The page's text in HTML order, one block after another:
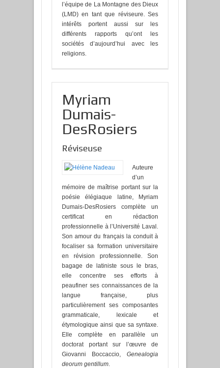
l’équipe de La Montagne des Dieux
(LMD) en tant que réviseure. Ses
intérêts portent aussi sur les
différents rapports qu’ont les
sociétés d’aujourd’hui avec les
religions.
Myriam
Dumais-
DesRosiers
Réviseuse
Auteure
d’un
mémoire de maîtrise portant sur la
poésie élégiaque latine, Myriam
Dumais-DesRosiers complète un
certificat en rédaction
professionnelle à l’Université Laval.
Son amour du français la conduit à
focaliser sa formation universitaire
en révision professionnelle. Son
bagage de latiniste sous le bras,
elle concentre ses efforts à
peaufiner ses connaissances de la
langue française, plus
particulièrement ses composantes
grammaticale, lexicale et
étymologique ainsi que sa syntaxe.
Elle complète en parallèle un
doctorat portant sur l’œuvre de
Giovanni Boccaccio, Genealogia
deorum gentillum.